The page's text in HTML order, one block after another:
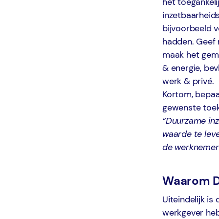
bijvoorbeeld
hadden. Geef
maak het
& energie,
werk & privé.
Kortom,
gewenste
“Duurzame
waarde te
de
Waarom
Uiteindelijk is
werkgever